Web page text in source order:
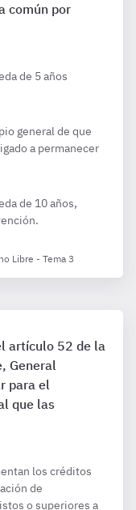
común por
de 5 años
general de que
a permanecer
de 10 años,
Libre - Tema 3
artículo 52 de la
General
para el
que las
los créditos
de
o superiores a